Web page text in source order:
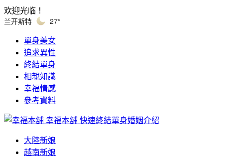
欢迎光临！
兰开斯特 27°
單身美女
追求異性
終結單身
相親知識
幸福情感
參考資料
幸福本舖 快速終結單身婚姻介紹
大陸新娘
越南新娘